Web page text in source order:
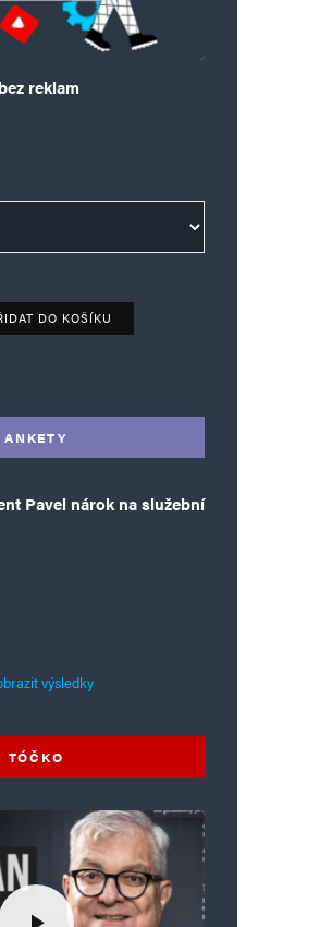
reklam
720 Kč
reklam množství
DO KOŠÍKU
ANKETY
Pavel nárok na služební
výsledky
TÓČKO